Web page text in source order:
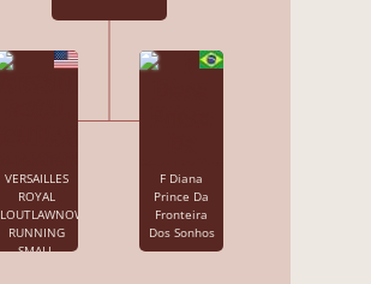
VERSAILLES
ROYAL
LOUTLAWNOW
RUNNING
SMALL
F Diana
Prince Da
Fronteira
Dos Sonhos